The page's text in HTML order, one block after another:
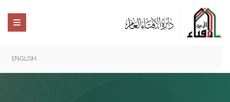
ENGLISH